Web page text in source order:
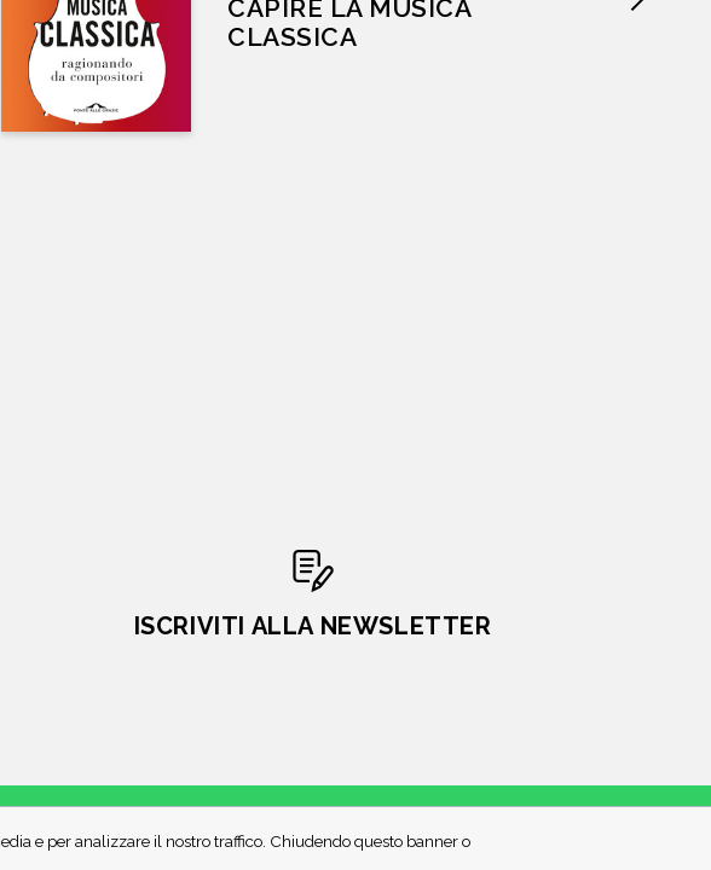
CAPIRE LA MUSICA
CLASSICA
e per analizzare il nostro traffico. Chiudendo questo banner o
ISCRIVITI ALLA NEWSLETTER